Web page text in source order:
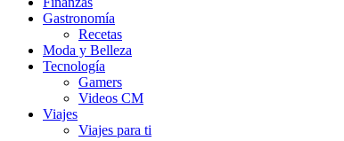
Gastronomía
Recetas
Moda y Belleza
Tecnología
Gamers
Videos CM
Viajes
Viajes para ti